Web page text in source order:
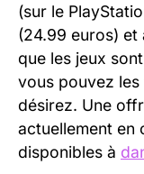
(sur le
(24.99 euros) et
que les jeux
vous pouvez
désirez. Une
actuellement en
disponibles à